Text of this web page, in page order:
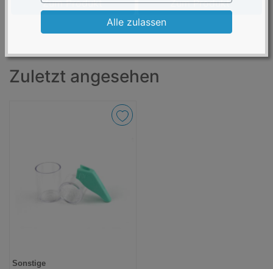
Alle zulassen
Zum Produkt Zum Produkt
Zuletzt angesehen
Sonstige